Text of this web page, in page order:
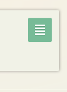
Toggle